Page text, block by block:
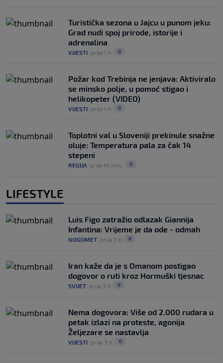
Turistička sezona u Jajcu u punom jeku:
Grad nudi spoj prirode, istorije i
adrenalina
VIJESTI prije 1 h 0
Požar kod Trebinja ne jenjava: Aktiviralo
se minsko polje, u pomoć stigao i
helikopeter (VIDEO)
VIJESTI prije 1 h 0
Toplotni val u Sloveniji prekinule snažne
oluje: Temperatura pala za čak 14
stepeni
REGIJA prije 41 min. 0
LIFESTYLE
Luis Figo zatražio odlazak Giannija
Infantina: Vrijeme je da ode - odmah
NOGOMET prije 3 h 0
Iran kaže da je s Omanom postigao
dogovor o ruti kroz Hormuški tjesnac
SVIJET prije 3 h 0
Nema dogovora: Više od 2.000 rudara u
petak izlazi na proteste, agonija
Željezare se nastavlja
VIJESTI prije 3 h 0